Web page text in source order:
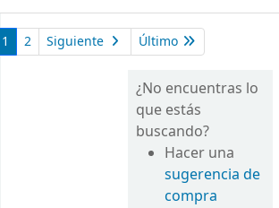
1 2 Siguiente Último
¿No encuentras lo
que estás
buscando?
Hacer una
sugerencia de
compra